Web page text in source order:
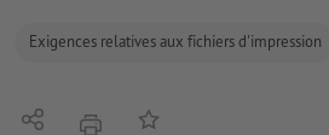
Exigences relatives aux fichiers d'impression
PartagerimprimerAjouter à liste d'article